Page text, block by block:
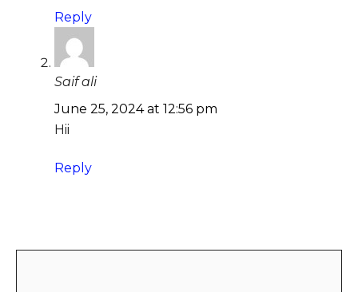
Reply
Saif ali
June 25, 2024 at 12:56 pm
Hii
Reply